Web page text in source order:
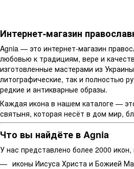
Интернет-магазин
Agnia — это интернет-магазин
любовью к традициям, вере и
изготовленные мастерами из
литографические, так и полностью
редкие и антикварные образы.
Каждая икона в нашем каталоге —
святыня, которая несёт в дом мир,
Что вы найдёте в Agnia
У нас представлено более 2000
иконы Иисуса Христа и Божией